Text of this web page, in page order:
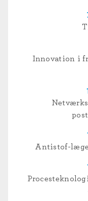
Innovation i
Antistof-